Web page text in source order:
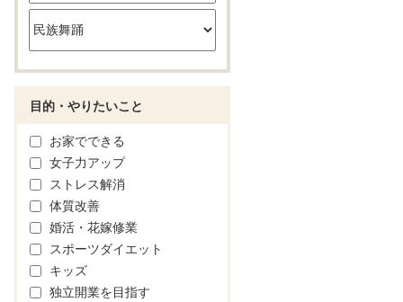
目的・やりたいこと
お家でできる
女子力アップ
ストレス解消
体質改善
婚活・花嫁修業
スポーツダイエット
キッズ
独立開業を目指す